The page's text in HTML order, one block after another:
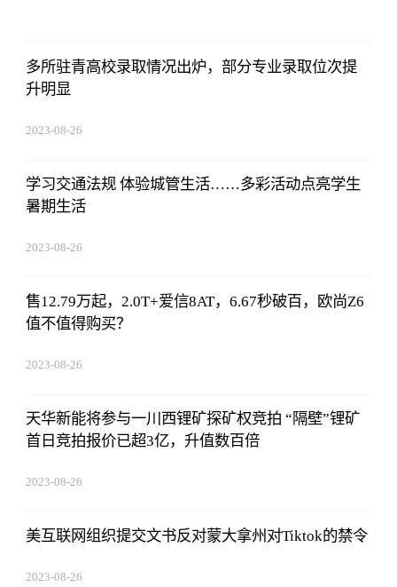
多所驻青高校录取情况出炉，部分专业录取位次提
升明显
2023-08-26
学习交通法规 体验城管生活……多彩活动点亮学生
暑期生活
2023-08-26
售12.79万起，2.0T+爱信8AT，6.67秒破百，欧尚Z6
值不值得购买？
2023-08-26
天华新能将参与一川西锂矿探矿权竞拍 “隔壁”锂矿
首日竞拍报价已超3亿，升值数百倍
2023-08-26
美互联网组织提交文书反对蒙大拿州对Tiktok的禁令
2023-08-26